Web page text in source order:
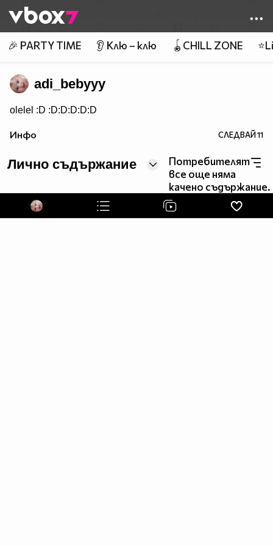
👾
🎉 PARTY TIME 👂 Клю – клю 🪀CHILL ZONE
adi_bebyyy
olelel :D :D:D:D:D:D
Инфо СЛЕДВАЙ11
Лично съдържание
Потребителят
все още няма
качено съдържание.